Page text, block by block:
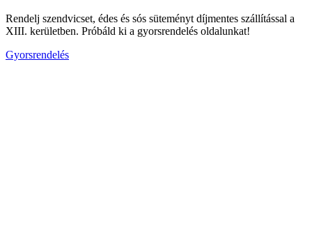
Rendelj szendvicset, édes és sós süteményt díjmentes szállítással a
XIII. kerületben. Próbáld ki a gyorsrendelés oldalunkat!
Gyorsrendelés